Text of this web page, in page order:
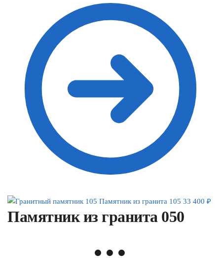
Памятник из гранита 105 33 400 ₽
Памятник из гранита 050